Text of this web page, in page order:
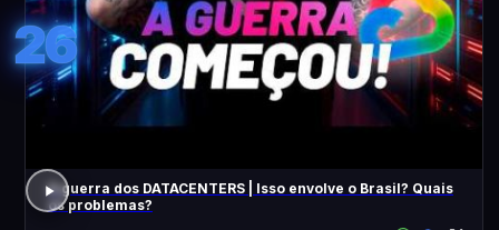
26
A guerra dos DATACENTERS | Isso envolve o Brasil? Quais
os problemas?